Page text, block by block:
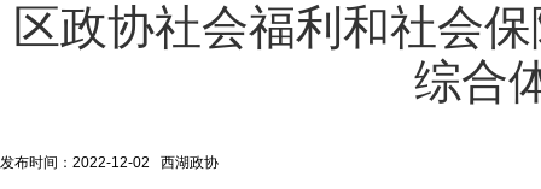
区政协社会福利和社会
综合
发布时间：2022-12-02 西湖政协